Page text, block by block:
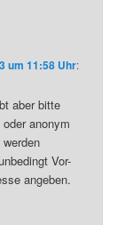
um 11:58 Uhr:
aber bitte
anonym
Vor-
angeben.